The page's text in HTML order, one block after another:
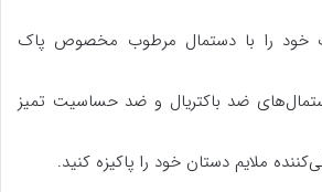
خود را با دستمال مرطوب مخصوص پاک
ضد باکتریال و ضد حساسیت تمیز
ملایم دستان خود را پاکیزه کنید.